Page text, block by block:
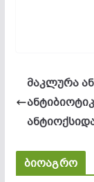
მაკლურა
ბიოაგრო